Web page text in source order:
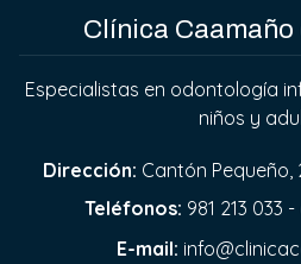
Clínica Caamaño
Especialistas en odontología
niños y
Dirección: Cantón Pequeño,
Teléfonos: 981 213 033 -
E-mail: